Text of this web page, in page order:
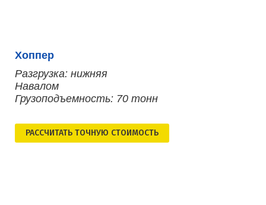
Хоппер
Разгрузка: нижняя
Навалом
Грузоподъемность: 70 тонн
РАСCЧИТАТЬ ТОЧНУЮ СТОИМОСТЬ